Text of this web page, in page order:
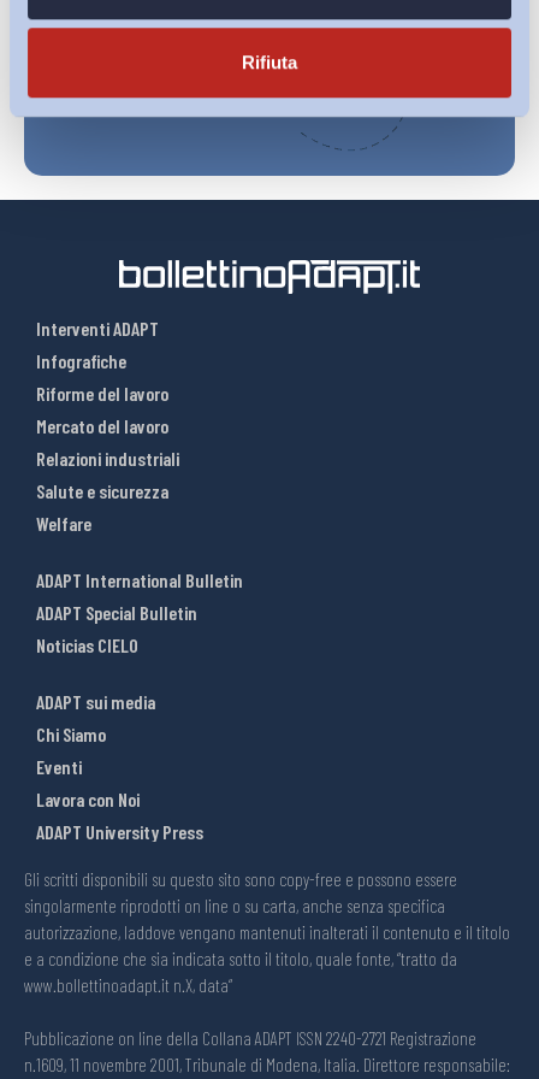
Rifiuta
Interventi ADAPT
Infografiche
Riforme del lavoro
Mercato del lavoro
Relazioni industriali
Salute e sicurezza
Welfare
ADAPT International Bulletin
ADAPT Special Bulletin
Noticias CIELO
ADAPT sui media
Chi Siamo
Eventi
Lavora con Noi
ADAPT University Press
Gli scritti disponibili su questo sito sono copy-free e possono essere
singolarmente riprodotti on line o su carta, anche senza specifica
autorizzazione, laddove vengano mantenuti inalterati il contenuto e il titolo
e a condizione che sia indicata sotto il titolo, quale fonte, “tratto da
www.bollettinoadapt.it n.X, data“
Pubblicazione on line della Collana ADAPT ISSN 2240-2721 Registrazione
n.1609, 11 novembre 2001, Tribunale di Modena, Italia. Direttore responsabile: